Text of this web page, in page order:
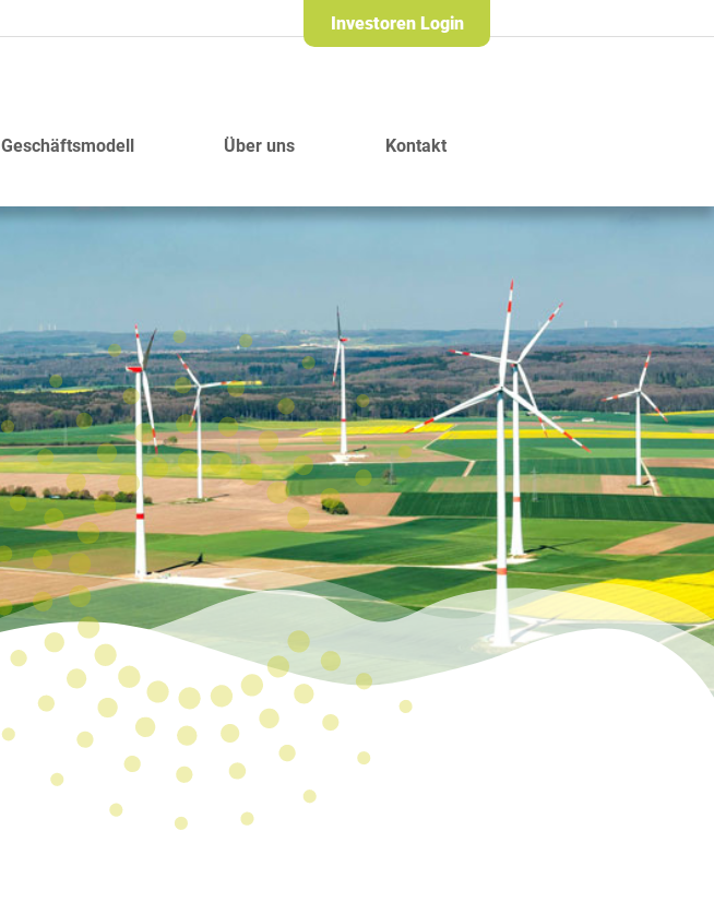
Investoren Login
Geschäftsmodell Über uns Kontakt